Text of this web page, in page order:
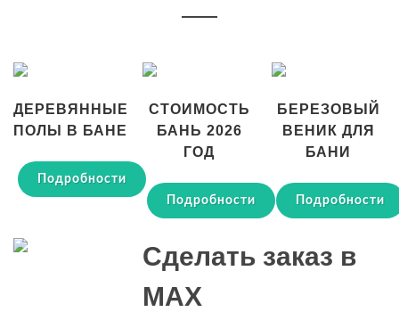
ДЕРЕВЯННЫЕ
ПОЛЫ В БАНЕ
Подробности
СТОИМОСТЬ
БАНЬ 2026
ГОД
Подробности
БЕРЕЗОВЫЙ
ВЕНИК ДЛЯ
БАНИ
Подробности
Сделать заказ в
MAX